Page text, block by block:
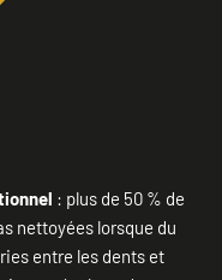
: plus de 50 % de
nettoyées lorsque du
entre les dents et